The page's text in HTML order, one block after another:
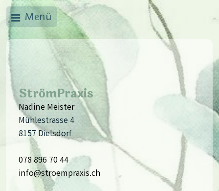
Menü
StrömPraxis
Nadine Meister
Mühlestrasse 4
8157 Dielsdorf
078 896 70 44
info@stroempraxis.ch